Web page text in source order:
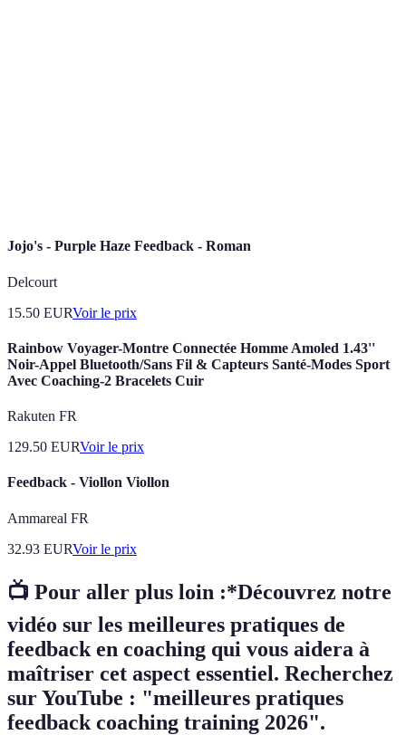
Jojo's - Purple Haze Feedback - Roman
Delcourt
15.50 EURVoir le prix
Rainbow Voyager-Montre Connectée Homme Amoled 1.43''
Noir-Appel Bluetooth/Sans Fil & Capteurs Santé-Modes Sport
Avec Coaching-2 Bracelets Cuir
Rakuten FR
129.50 EURVoir le prix
Feedback - Viollon Viollon
Ammareal FR
32.93 EURVoir le prix
📺 Pour aller plus loin :*Découvrez notre
vidéo sur les meilleures pratiques de
feedback en coaching qui vous aidera à
maîtriser cet aspect essentiel. Recherchez
sur YouTube : "meilleures pratiques
feedback coaching training 2026".